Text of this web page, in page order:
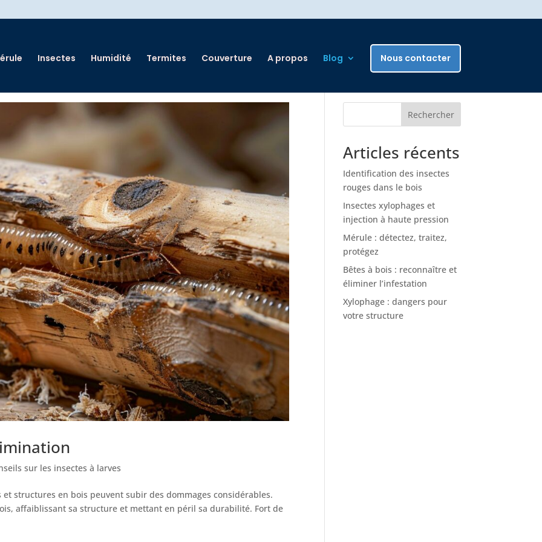
Insectes Humidité Termites Couverture A propos Blog Nous contacter
sur les insectes à larves
structures en bois peuvent subir des dommages considérables.
affaiblissant sa structure et mettant en péril sa durabilité. Fort de
Rechercher
Articles récents
Identification des insectes
rouges dans le bois
Insectes xylophages et
injection à haute pression
Mérule : détectez, traitez,
protégez
Bêtes à bois : reconnaître et
éliminer l’infestation
Xylophage : dangers pour
votre structure